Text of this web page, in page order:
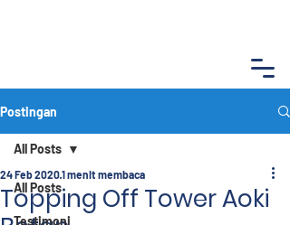
Postingan
All Posts
Testimoni
All Posts
Topping Off Tower Aoki
24 Feb 20201 menit membaca